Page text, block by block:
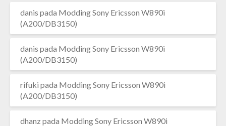
danis pada Modding Sony Ericsson W890i
(A200/DB3150)
danis pada Modding Sony Ericsson W890i
(A200/DB3150)
rifuki pada Modding Sony Ericsson W890i
(A200/DB3150)
dhanz pada Modding Sony Ericsson W890i